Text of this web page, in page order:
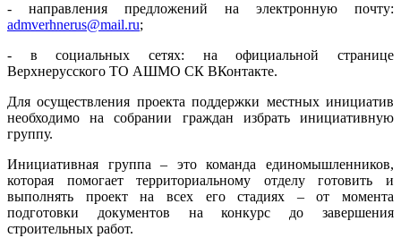
- направления предложений на электронную почту:
admverhnerus@mail.ru;
- в социальных сетях: на официальной странице
Верхнерусского ТО АШМО СК ВКонтакте.
Для осуществления проекта поддержки местных инициатив
необходимо на собрании граждан избрать инициативную
группу.
Инициативная группа – это команда единомышленников,
которая помогает территориальному отделу готовить и
выполнять проект на всех его стадиях – от момента
подготовки документов на конкурс до завершения
строительных работ.